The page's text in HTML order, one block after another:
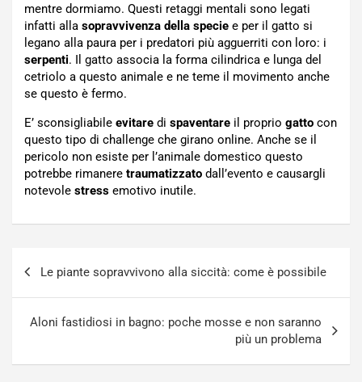
mentre dormiamo. Questi retaggi mentali sono legati
infatti alla sopravvivenza della specie e per il gatto si
legano alla paura per i predatori più agguerriti con loro: i
serpenti. Il gatto associa la forma cilindrica e lunga del
cetriolo a questo animale e ne teme il movimento anche
se questo è fermo.
E’ sconsigliabile evitare di spaventare il proprio gatto con
questo tipo di challenge che girano online. Anche se il
pericolo non esiste per l’animale domestico questo
potrebbe rimanere traumatizzato dall’evento e causargli
notevole stress emotivo inutile.
articoli
Le piante sopravvivono alla siccità: come è possibile
Aloni fastidiosi in bagno: poche mosse e non saranno
più un problema